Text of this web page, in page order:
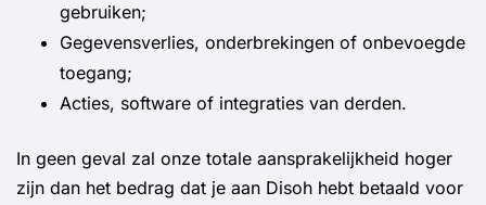
gebruiken;
Gegevensverlies, onderbrekingen of onbevoegde
toegang;
Acties, software of integraties van derden.
In geen geval zal onze totale aansprakelijkheid hoger
zijn dan het bedrag dat je aan Disoh hebt betaald voor